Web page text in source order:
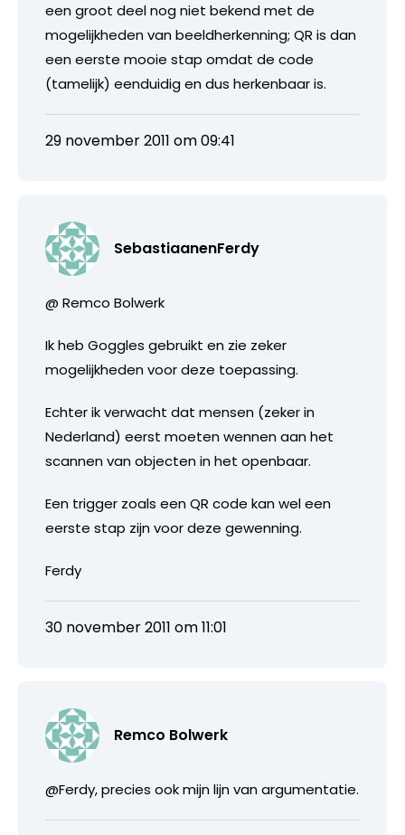
een groot deel nog niet bekend met de
mogelijkheden van beeldherkenning; QR is dan
een eerste mooie stap omdat de code
(tamelijk) eenduidig en dus herkenbaar is.
29 november 2011 om 09:41
SebastiaanenFerdy
@ Remco Bolwerk
Ik heb Goggles gebruikt en zie zeker
mogelijkheden voor deze toepassing.
Echter ik verwacht dat mensen (zeker in
Nederland) eerst moeten wennen aan het
scannen van objecten in het openbaar.
Een trigger zoals een QR code kan wel een
eerste stap zijn voor deze gewenning.
Ferdy
30 november 2011 om 11:01
Remco Bolwerk
@Ferdy, precies ook mijn lijn van argumentatie.